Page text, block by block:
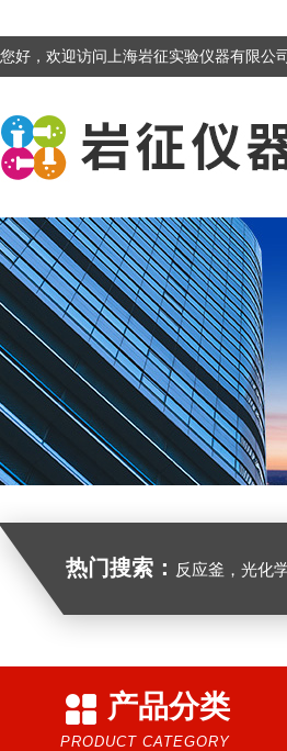
您好，欢迎访问上海岩征实验仪器有限公
热门搜索： 反应釜，光化
产品分类
PRODUCT CATEGORY